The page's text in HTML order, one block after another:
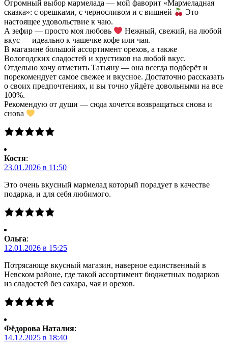
Огромный выбор мармелада — мой фаворит «Мармеладная
сказка»: с орешками, с черносливом и с вишней
Это
настоящее удовольствие к чаю.
А зефир — просто моя любовь
Нежный, свежий, на любой
вкус — идеально к чашечке кофе или чая.
В магазине большой ассортимент орехов, а также
Вологодских сладостей и хрустиков на любой вкус.
Отдельно хочу отметить Татьяну — она всегда подберёт и
порекомендует самое свежее и вкусное. Достаточно рассказать
о своих предпочтениях, и вы точно уйдёте довольными на все
100%.
Рекомендую от души — сюда хочется возвращаться снова и
снова
Костя:
23.01.2026 в 11:50
Это очень вкусный мармелад который порадует в качестве
подарка, и для себя любимого.
Ольга:
12.01.2026 в 15:25
Потрясающе вкусный магазин, наверное единственный в
Невском районе, где такой ассортимент бюджетных подарков
из сладостей без сахара, чая и орехов.
Фёдорова Наталия:
14.12.2025 в 18:40